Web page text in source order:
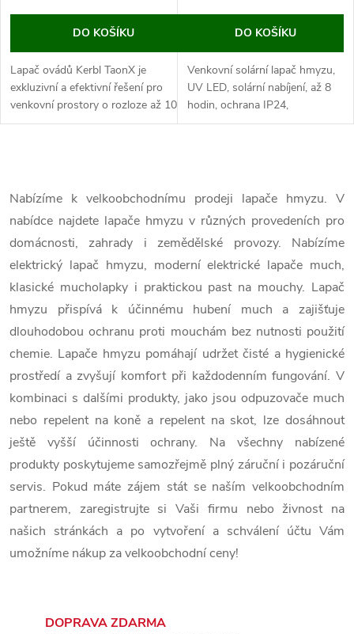
DO KOŠÍKU
Lapač ovádů Kerbl TaonX je
exkluzivní a efektivní řešení pro
venkovní prostory o rozloze až 10
000 m2.
DO KOŠÍKU
Venkovní solární lapač hmyzu,
UV LED, solární nabíjení, až 8
hodin, ochrana IP24,
automatické zapnutí, na plochu
v
l
á
d
a
c
í
p
r
v
k
y
Nabízíme k velkoobchodnímu prodeji lapače hmyzu. V
nabídce najdete lapače hmyzu v různých provedeních pro
domácnosti, zahrady i zemědělské provozy. Nabízíme
elektrický lapač hmyzu, moderní elektrické lapače much,
klasické mucholapky i praktickou past na mouchy. Lapač
hmyzu přispívá k účinnému hubení much a zajišťuje
dlouhodobou ochranu proti mouchám bez nutnosti použití
chemie. Lapače hmyzu pomáhají udržet čisté a hygienické
prostředí a zvyšují komfort při každodenním fungování. V
kombinaci s dalšími produkty, jako jsou odpuzovače much
nebo repelent na koně a repelent na skot, lze dosáhnout
ještě vyšší účinnosti ochrany. Na všechny nabízené
produkty poskytujeme samozřejmě plný záruční i pozáruční
servis. Pokud máte zájem stát se naším velkoobchodním
partnerem, zaregistrujte si Vaši firmu nebo živnost na
našich stránkách a po vytvoření a schválení účtu Vám
umožníme nákup za velkoobchodní ceny!
DOPRAVA ZDARMA